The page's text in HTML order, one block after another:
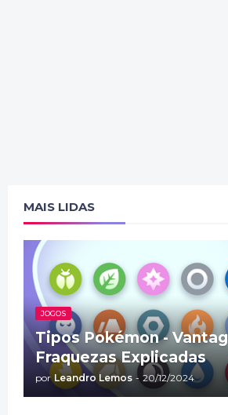
MAIS LIDAS
JOGOS
Tipos Pokémon -
Fraquezas Explicadas
por Leandro Lemos - 20/12/2024